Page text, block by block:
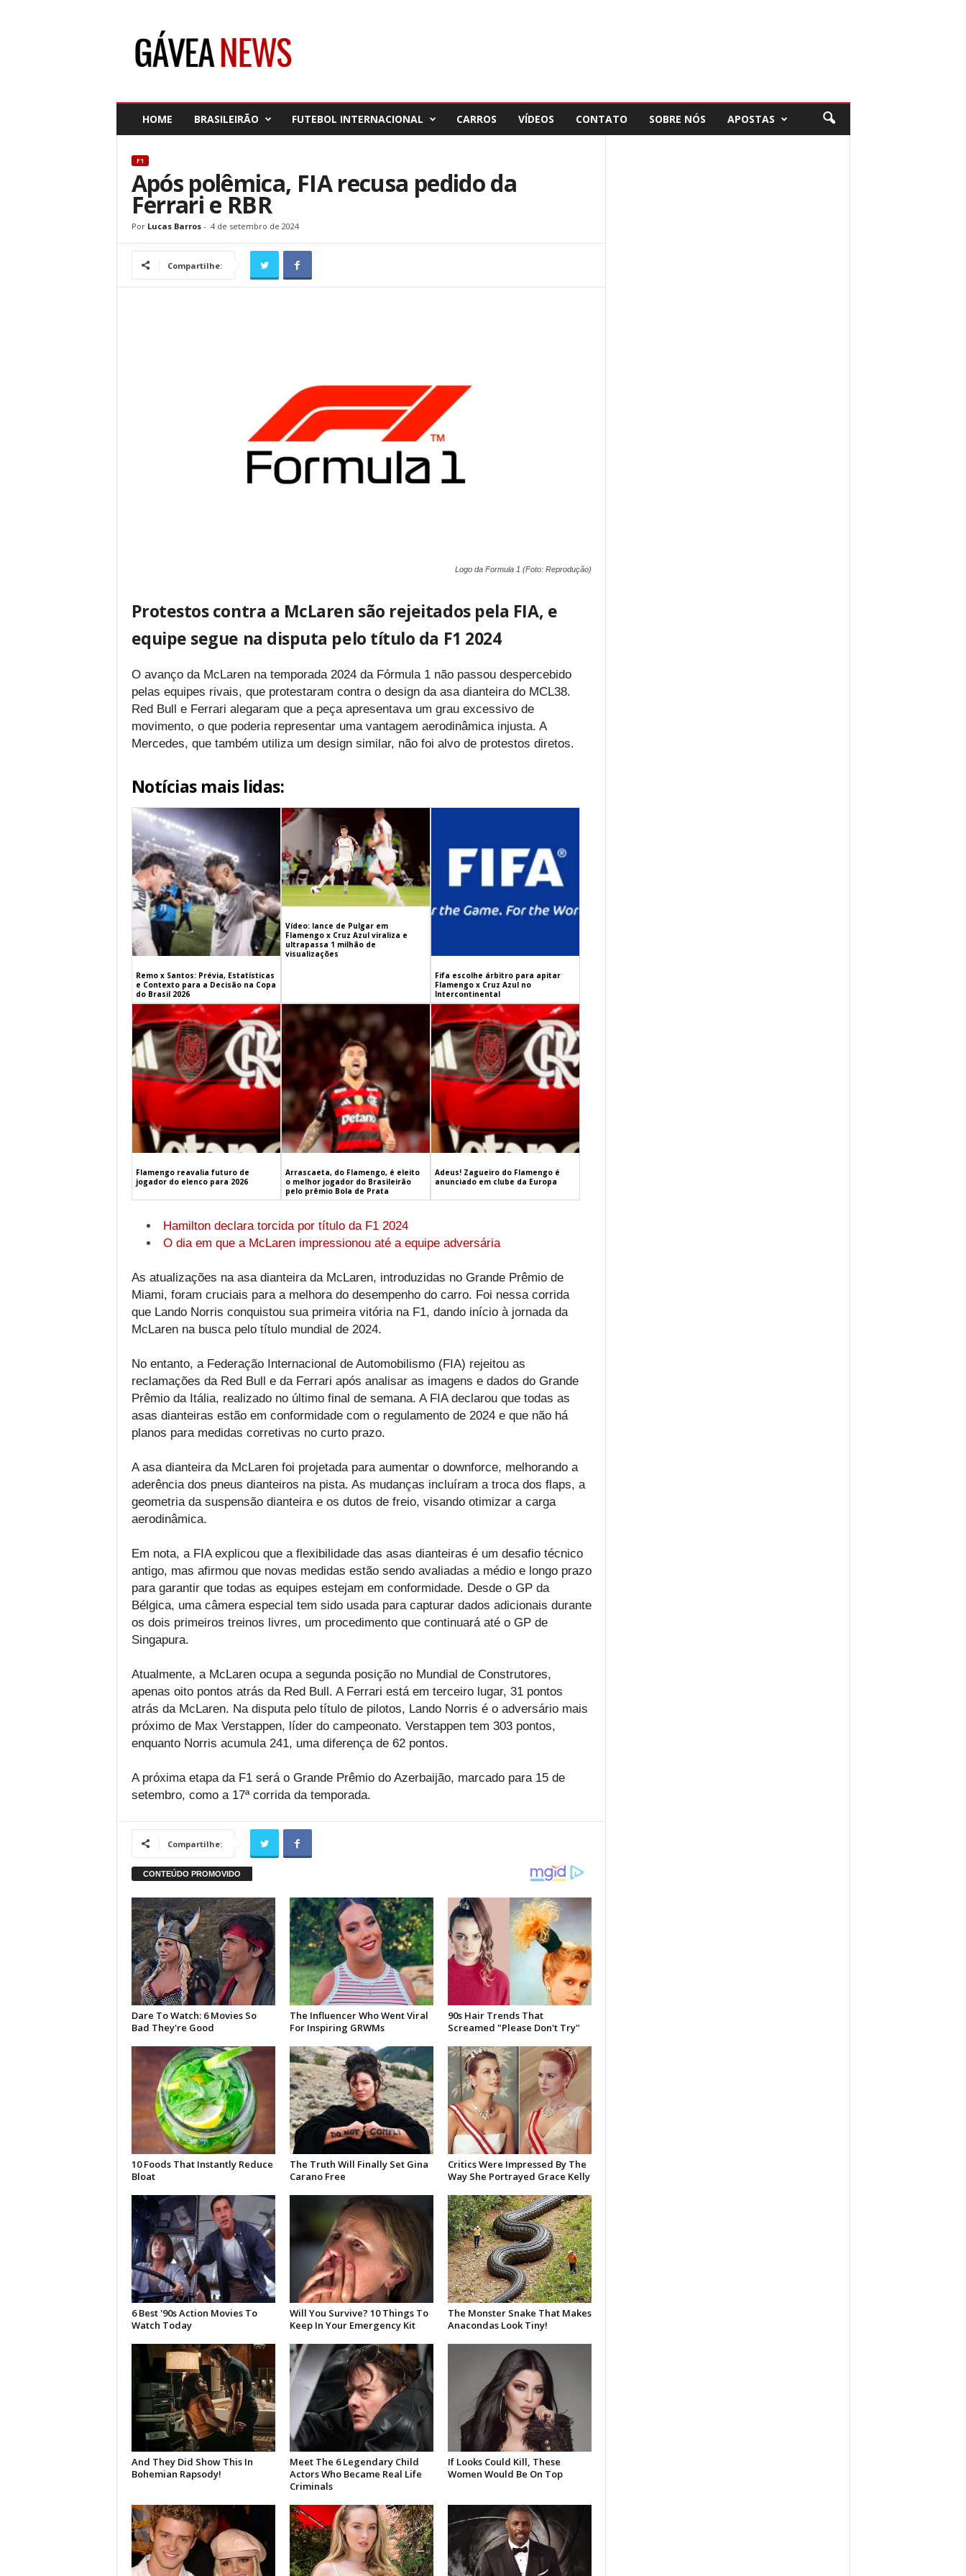
HOME BRASILEIRÃO FUTEBOL INTERNACIONAL CARROS VÍDEOS CONTATO SOBRE NÓS APOSTAS
F1
Após polêmica, FIA recusa pedido da
Ferrari e RBR
Por Lucas Barros- 4 de setembro de 2024
Compartilhe:
Logo da Formula 1 (Foto: Reprodução)
Protestos contra a McLaren são rejeitados pela FIA, e
equipe segue na disputa pelo título da F1 2024
O avanço da McLaren na temporada 2024 da Fórmula 1 não passou despercebido
pelas equipes rivais, que protestaram contra o design da asa dianteira do MCL38.
Red Bull e Ferrari alegaram que a peça apresentava um grau excessivo de
movimento, o que poderia representar uma vantagem aerodinâmica injusta. A
Mercedes, que também utiliza um design similar, não foi alvo de protestos diretos.
Notícias mais lidas:
Remo x Santos: Prévia, Estatísticas
e Contexto para a Decisão na Copa
do Brasil 2026
Vídeo: lance de Pulgar em
Flamengo x Cruz Azul viraliza e
ultrapassa 1 milhão de
visualizações
Fifa escolhe árbitro para apitar
Flamengo x Cruz Azul no
Intercontinental
Flamengo reavalia futuro de
jogador do elenco para 2026
Arrascaeta, do Flamengo, é eleito
o melhor jogador do Brasileirão
pelo prêmio Bola de Prata
Adeus! Zagueiro do Flamengo é
anunciado em clube da Europa
Hamilton declara torcida por título da F1 2024
O dia em que a McLaren impressionou até a equipe adversária
As atualizações na asa dianteira da McLaren, introduzidas no Grande Prêmio de
Miami, foram cruciais para a melhora do desempenho do carro. Foi nessa corrida
que Lando Norris conquistou sua primeira vitória na F1, dando início à jornada da
McLaren na busca pelo título mundial de 2024.
No entanto, a Federação Internacional de Automobilismo (FIA) rejeitou as
reclamações da Red Bull e da Ferrari após analisar as imagens e dados do Grande
Prêmio da Itália, realizado no último final de semana. A FIA declarou que todas as
asas dianteiras estão em conformidade com o regulamento de 2024 e que não há
planos para medidas corretivas no curto prazo.
A asa dianteira da McLaren foi projetada para aumentar o downforce, melhorando a
aderência dos pneus dianteiros na pista. As mudanças incluíram a troca dos flaps, a
geometria da suspensão dianteira e os dutos de freio, visando otimizar a carga
aerodinâmica.
Em nota, a FIA explicou que a flexibilidade das asas dianteiras é um desafio técnico
antigo, mas afirmou que novas medidas estão sendo avaliadas a médio e longo prazo
para garantir que todas as equipes estejam em conformidade. Desde o GP da
Bélgica, uma câmera especial tem sido usada para capturar dados adicionais durante
os dois primeiros treinos livres, um procedimento que continuará até o GP de
Singapura.
Atualmente, a McLaren ocupa a segunda posição no Mundial de Construtores,
apenas oito pontos atrás da Red Bull. A Ferrari está em terceiro lugar, 31 pontos
atrás da McLaren. Na disputa pelo título de pilotos, Lando Norris é o adversário mais
próximo de Max Verstappen, líder do campeonato. Verstappen tem 303 pontos,
enquanto Norris acumula 241, uma diferença de 62 pontos.
A próxima etapa da F1 será o Grande Prêmio do Azerbaijão, marcado para 15 de
setembro, como a 17ª corrida da temporada.
Compartilhe: